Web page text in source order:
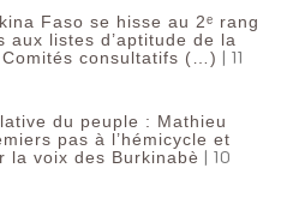
Faso se hisse au 2ᵉ rang
aux listes d’aptitude de la
Comités consultatifs (…) | 11
du peuple : Mathieu
pas à l’hémicycle et
la voix des Burkinabè | 10